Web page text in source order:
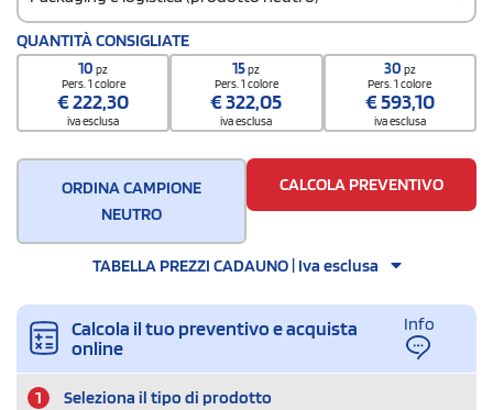
Codice doganale
3926 9097
Quantità per scatola
QUANTITÀ CONSIGLIATE
10pz
Pers. 1 colore
€222,30
iva esclusa
15pz
Pers. 1 colore
€322,05
iva esclusa
30 pz
Pers. 1 colore
€593,10
iva esclusa
ORDINA CAMPIONE
NEUTRO
CALCOLA PREVENTIVO
TABELLA PREZZI CADAUNO | Iva esclusa
Calcola il tuo preventivo e acquista
online
Info
1 Seleziona il tipo di prodotto